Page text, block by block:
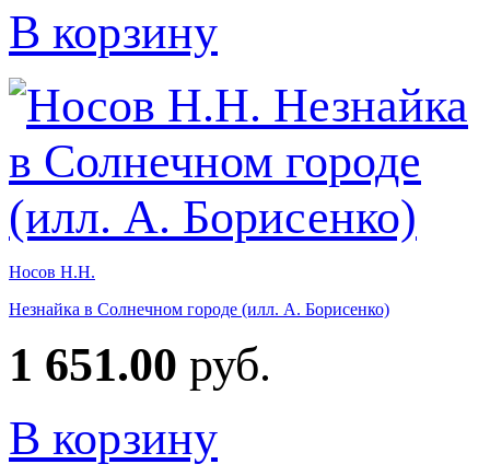
В корзину
Носов Н.Н.
Незнайка в Солнечном городе (илл. А. Борисенко)
1 651.00 руб.
В корзину